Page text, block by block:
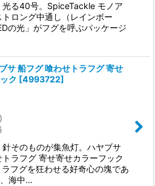
光る40号。SpiceTackle モノア
ロング中通し（レインボー
の光」がフグを呼ぶパッケージ
サ 船フグ 喰わせトラフグ 寄せ
ク [4993722]
)
そのものが集魚灯。ハヤブサ
ラフグ 寄せ寄せカラーフック
フグを狂わせる好奇心の塊であ
海中…